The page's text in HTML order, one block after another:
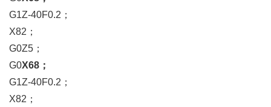
G1Z-40F0.2；
X82；
G0Z5；
G0X68 ；
G1Z-40F0.2；
X82；